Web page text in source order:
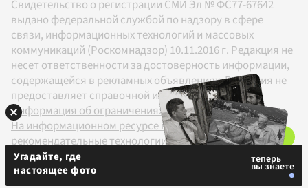
Свидетельство о регистрации СМИ Эл № ФС77-67642
выдано федеральной службой по надзору в сфере
связи, информационных технологий и массовых
коммуникаций (Роскомнадзор) 10.11.2016 г. Редакция не
несет ответственности за достоверность информации,
содержащейся в рекламных объявлениях. Редакция не
предоставляет справочной информации.
Информация об ограничениях
На информационном ресурсе применяются
рекомендательные технологии в соответствии с
Правилами
Угадайте, где
настоящее фото